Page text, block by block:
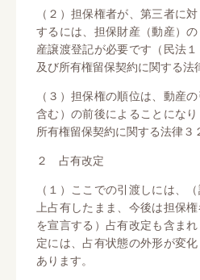
（２）担保権者が、第三者に
するには、担保財産（動産）
産譲渡登記が必要です（民法
及び所有権留保契約に関する法
（３）担保権の順位は、動産
含む）の前後によることにな
所有権留保契約に関する法律３
２ 占有改定
（１）ここでの引渡しには、
上占有したまま、今後は担保
を宣言する）占有改定も含ま
定には、占有状態の外形が変
あります。